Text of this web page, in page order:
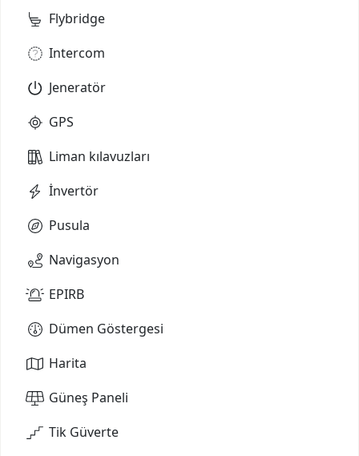
Flybridge
Intercom
Jeneratör
GPS
Liman kılavuzları
İnvertör
Pusula
Navigasyon
EPIRB
Dümen Göstergesi
Harita
Güneş Paneli
Tik Güverte